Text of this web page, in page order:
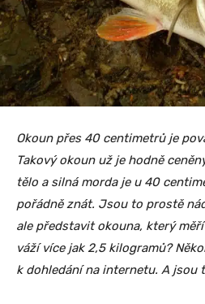
Okoun přes 40 centimetrů je
Takový okoun už je hodně
tělo a silná morda je u 40
pořádně znát. Jsou to prostě
ale představit okouna, který
váží více jak 2,5 kilogramů?
k dohledání na internetu. A jsou